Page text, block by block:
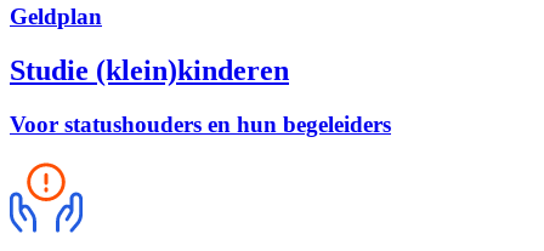
Geldplan
Studie (klein)kinderen
Voor statushouders en hun begeleiders